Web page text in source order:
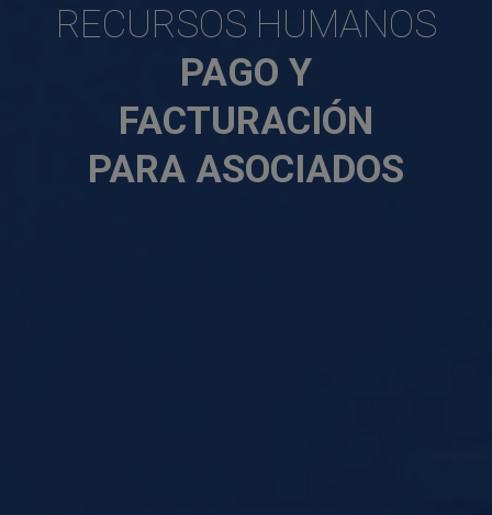
RECURSOS HUMANOS
PAGO Y
FACTURACIÓN
PARA ASOCIADOS